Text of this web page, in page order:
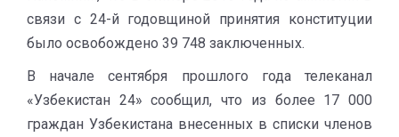
связи с 24-й годовщиной принятия конституции
было освобождено 39 748 заключенных.
В начале сентября прошлого года телеканал
«Узбекистан 24» сообщил, что из более 17 000
граждан Узбекистана внесенных в списки членов